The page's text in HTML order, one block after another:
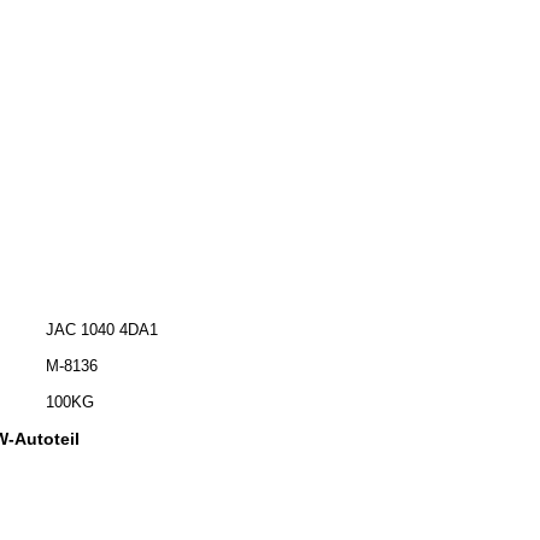
JAC 1040 4DA1
M-8136
100KG
Autoteil